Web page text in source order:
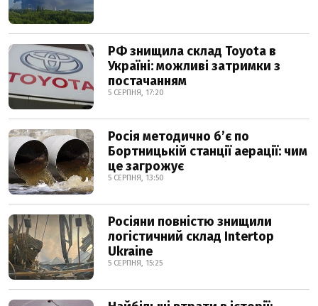
РФ знищила склад Toyota в
Україні: можливі затримки з
постачанням
5 СЕРПНЯ, 17:20
Росія методично б’є по
Бортницькій станції аерації: чим
це загрожує
5 СЕРПНЯ, 13:50
Росіяни повністю знищили
логістичний склад Intertop
Ukraine
5 СЕРПНЯ, 15:25